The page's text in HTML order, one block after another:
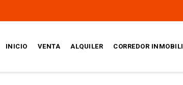
INICIO VENTA ALQUILER CORREDOR